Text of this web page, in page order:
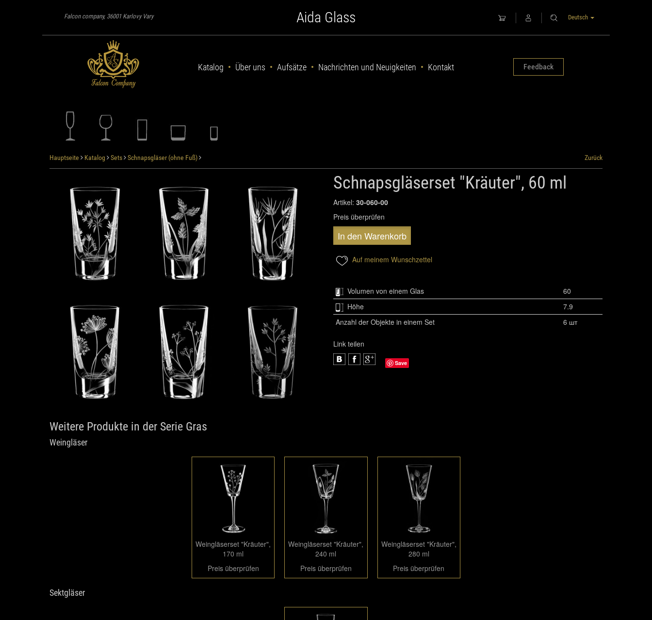
Falcon company, 36001 Karlovy Vary Aida Glass Deutsch
Katalog Über uns Aufsätze Nachrichten und Neuigkeiten Kontakt Feedback
Zurück
Hauptseite Katalog Sets Schnapsgläser (ohne Fuß)
Schnapsgläserset "Kräuter", 60 ml
Artikel: 30-060-00
Preis überprüfen
In den Warenkorb
Auf meinem Wunschzettel
Volumen von einem Glas
60
Höhe
7.9
Anzahl der Objekte in einem Set
6 шт
Link teilen
Save
Weitere Produkte in der Serie Gras
Weingläser
Weingläserset "Kräuter",
170 ml
Preis überprüfen
Weingläserset "Kräuter",
240 ml
Preis überprüfen
Weingläserset "Kräuter",
280 ml
Preis überprüfen
Sektgläser